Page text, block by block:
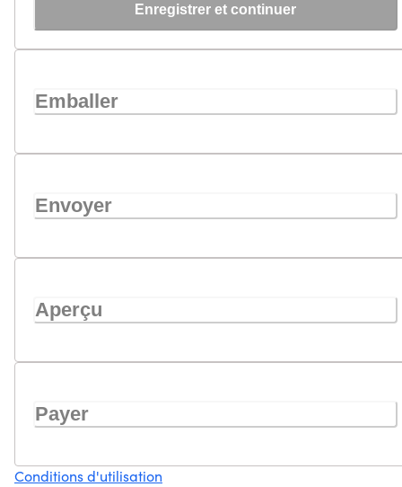
Enregistrer et continuer
Emballer
Envoyer
Aperçu
Payer
Conditions d'utilisation